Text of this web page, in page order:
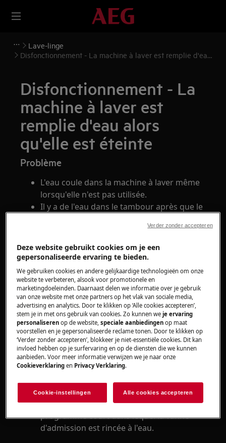
Lave-linge
Disfonctionnement - La machine à laver est remplie d'eau
Disfonctionnement - La
machine à laver est
remplie d'eau alors
qu'elle est éteinte
Problème
L'eau coule dans la machine à laver même
lorsqu'elle n'est pas utilisée.
Il y a de l'eau dans le tambour après que le
S'applique à
Machine à laver
Lave-linge séchant
Solution
Vérifiez si l'eau du lave-linge est claire ou sale.
L'eau dans l'appareil estclaire:Il est
possible que la vanne d'eau soit sale, ce qui
l'empêche de s'ouvrir ou de se fermer
correctement. Dans de nombreux cas, ce
défaut peut être résolu en lançant un
programme court dans lequel la vanne
d'admission est rincée à l'eau.
Deze website gebruikt cookies om je een
gepersonaliseerde ervaring te bieden.
We gebruiken cookies en andere gelijkaardige technologieën om onze
website te verbeteren, alsook voor promotionele en
marketingdoeleinden. Daarnaast delen we informatie over je gebruik
van onze website met onze partners op het vlak van sociale media,
advertising en analytics. Door te klikken op ‘Alle cookies accepteren’,
stem je in met ons gebruik van cookies. Zo kunnen weje ervaring
personaliseren op de website,speciale aanbiedingen op maat
voorstellen en je gepersonaliseerde reclame tonen. Door te klikken op
‘Verder zonder accepteren’, blokkeer je niet-essentiële cookies. Dit kan
invloed hebben op je surfervaring en op de diensten die we kunnen
aanbieden. Voor meer informatie verwijzen we je naar onze
Cookieverklaring en Privacy Verklaring.
Cookie-instellingen Alle cookies accepteren
Verder zonder accepteren